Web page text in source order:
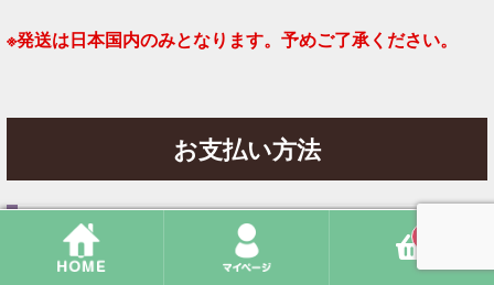
※発送は日本国内のみとなります。予めご了承ください。
お支払い方法
【銀行振込】